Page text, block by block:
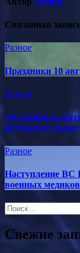
Связанная
Разное
Праздники 10
Разное
Два мирных
результате
Разное
Наступление ВС
военных
Найти:
Свежие